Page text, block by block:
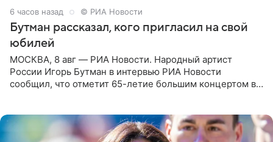
6 часов назад © РИА Новости
Бутман рассказал, кого пригласил на свой
юбилей
МОСКВА, 8 авг — РИА Новости. Народный артист
России Игорь Бутман в интервью РИА Новости
сообщил, что отметит 65-летие большим концертом в